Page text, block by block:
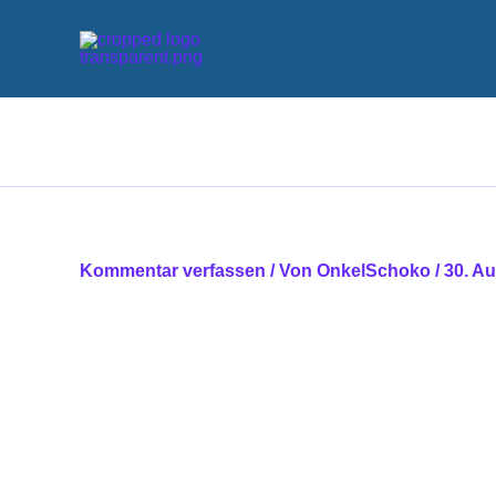
Kommentar verfassen / Von OnkelSchoko /30.